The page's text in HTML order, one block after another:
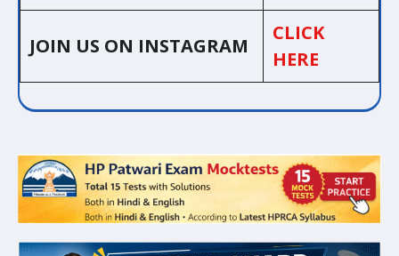
JOIN US ON INSTAGRAM
CLICK
HERE